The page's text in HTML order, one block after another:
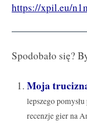
https://xpil.eu/
Spodobało się?
Moja
lepszego
recenzje gier na